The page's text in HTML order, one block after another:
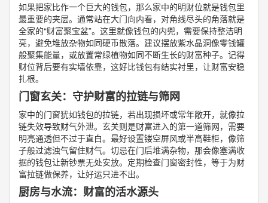
如果把家比作一个巨大的钱包，那么家中的明财位就是钱包里
最重要的夹层。通常站在大门向内看，对角线尽头的角落就是
全家的“财富聚宝盆”。这里就像钱包的内兜，需要保持整洁明
亮，避免堆放杂物如同硬币散落。建议摆放紫水晶洞像零钱罐
般聚集能量，或放置常绿植物如同不断生长的财富种子。记得
财位背后要有实墙依靠，这好比钱包有结实衬里，让财富安稳
扎根。
门窗玄关：守护财富的拉链与筛网
家中的门窗犹如钱包的拉链，若出现损坏或常年敞开，就像拉
链失效导致财气外泄。玄关则是财富进入的第一道筛网，需要
明亮通透但不过于直白。最好设置镂空屏风或半高鞋柜，像筛
子般过滤浊气留住财气。切忌在门后堆满杂物，那会像塞满收
据的钱包让新钞票无处安放。定期检查门窗密封性，等于为财
富拉链做保养，让好运只进不出。
厨房与水流：财富的活水源头